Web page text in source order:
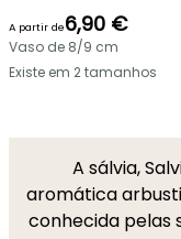
A partir de6,90 €
Vaso de 8/9 cm
Existe em 2 tamanhos
A sálvia,
aromática
conhecida pelas